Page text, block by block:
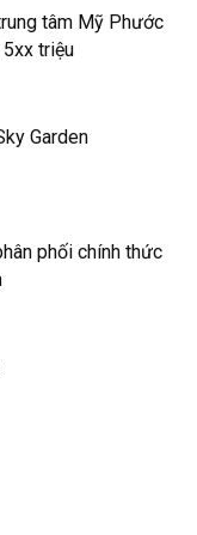
tâm Mỹ Phước
triệu
Garden
phối chính thức